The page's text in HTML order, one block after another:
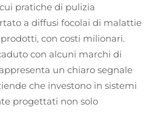
pratiche di pulizia
a diffusi focolai di malattie
con costi milionari.
con alcuni marchi di
un chiaro segnale
che investono in sistemi
progettati non solo